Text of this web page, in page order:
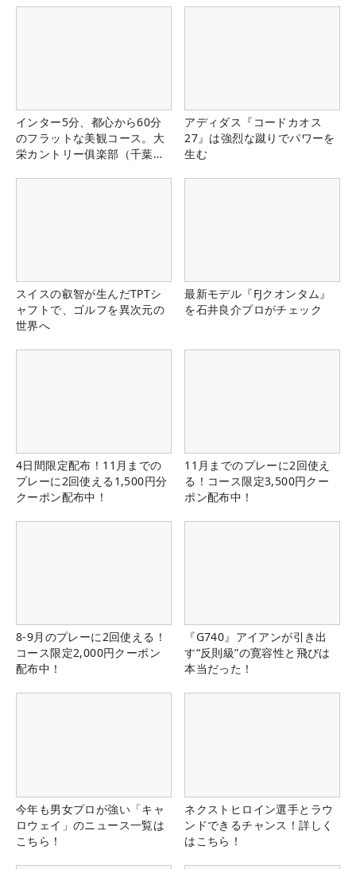
インター5分、都心から60分
のフラットな美観コース。大
栄カントリー俱楽部（千葉
アディダス『コードカオス
27』は強烈な蹴りでパワーを
生む
スイスの叡智が生んだTPTシ
ャフトで、ゴルフを異次元の
世界へ
最新モデル『FJクオンタム』
を石井良介プロがチェック
4日間限定配布！11月までの
プレーに2回使える1,500円分
クーポン配布中！
11月までのプレーに2回使え
る！コース限定3,500円クー
ポン配布中！
8-9月のプレーに2回使える！
コース限定2,000円クーポン
配布中！
『G740』アイアンが引き出
す“反則級”の寛容性と飛びは
本当だった！
今年も男女プロが強い「キャ
ロウェイ」のニュース一覧は
こちら！
ネクストヒロイン選手とラウ
ンドできるチャンス！詳しく
はこちら！